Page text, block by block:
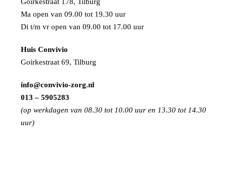
Goirkestraat 178, Tilburg
Ma open van 09.00 tot 19.30 uur
Di t/m vr open van 09.00 tot 17.00 uur
Huis Convivio
Goirkestraat 69, Tilburg
info@convivio-zorg.nl
013 – 5905283
(op werkdagen van 08.30 tot 10.00 uur en 13.30 tot 14.30
uur)